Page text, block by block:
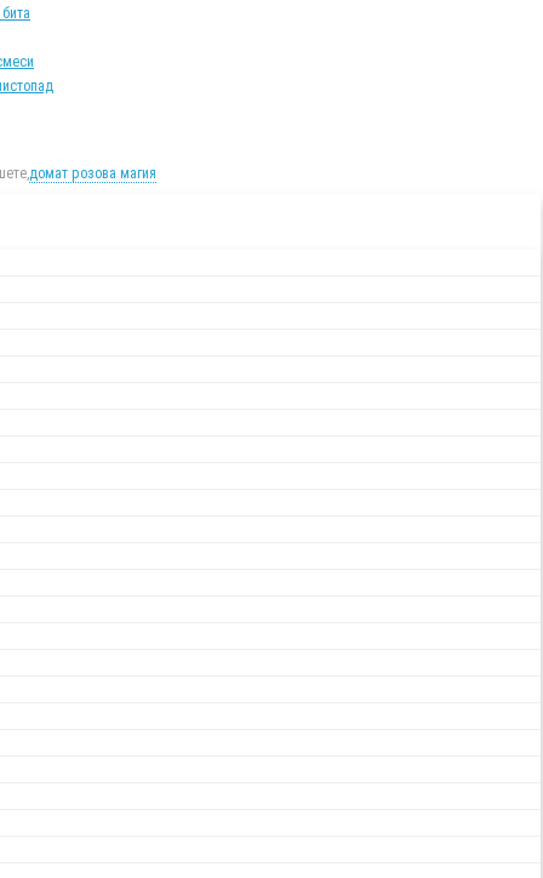
домат розова магия